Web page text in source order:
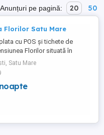
Anunțuri pe pagină: 20 50
Florilor Satu Mare
cu POS și tichete de
Florilor situată în
strada Florilor 71/A
de cazare pentru
sejur liniștit și relaxant.
12 km de centrul orașului
Satu Mare